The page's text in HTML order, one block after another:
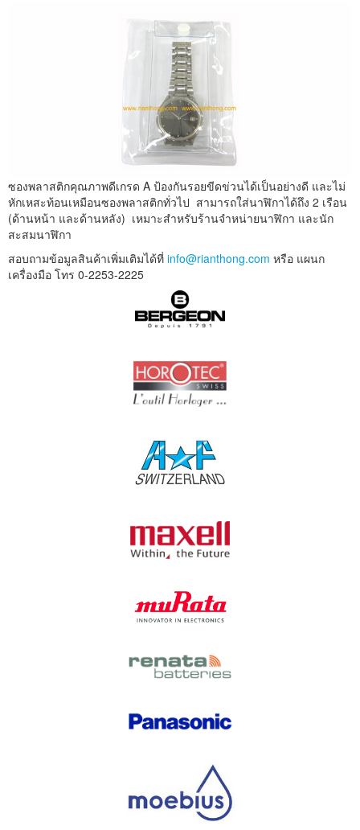
ซองพลาสติกคุณภาพดีเกรด A ป้องกันรอยขีดข่วนได้เป็นอย่างดี และไม่
หักเหสะท้อนเหมือนซองพลาสติกทั่วไป สามารถใส่นาฬิกาได้ถึง 2 เรือน
(ด้านหน้า และด้านหลัง) เหมาะสำหรับร้านจำหน่ายนาฬิกา และนัก
สะสมนาฬิกา
สอบถามข้อมูลสินค้าเพิ่มเติมได้ที่ info@rianthong.com หรือ แผนก
เครื่องมือ โทร 0-2253-2225